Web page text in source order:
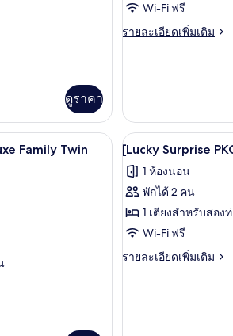
ดูราคา
สวีทWi-Fi ฟรี
รายละเอียดเพิ่มเติม
ราย
ห้อง
สวี
ท
เป็ด, ตู้นิรภัยในห้องพัก, โต๊ะทำงาน, ผ้าม่านกันแสง
Family Twin
เปิด
ภาพถ่าย
ทั้งหมด
ของ
[Lucky
Surprise
8
[Lucky Surprise
1 ห้องนอน
พักได้ 2 คน
1 เตียงสำหรับสอง
Wi-Fi ฟรี
รายละเอียดเพิ่มเติม
ราย